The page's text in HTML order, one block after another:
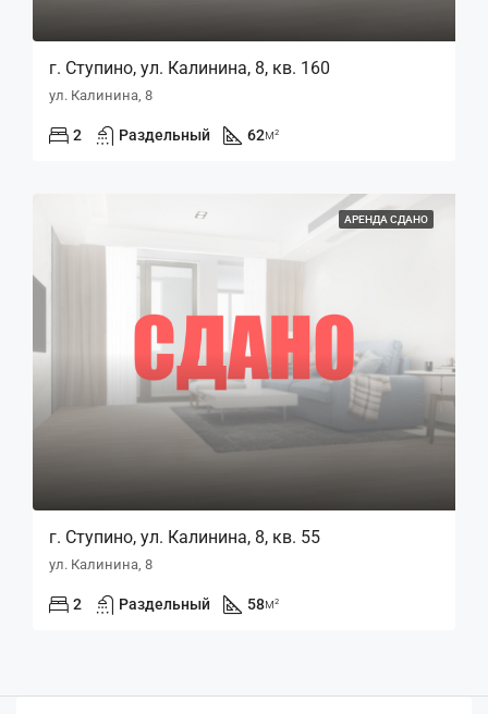
г. Ступино, ул. Калинина, 8, кв. 160
ул. Калинина, 8
2 Раздельный 62м²
АРЕНДА СДАНО
г. Ступино, ул. Калинина, 8, кв. 55
ул. Калинина, 8
2 Раздельный 58м²